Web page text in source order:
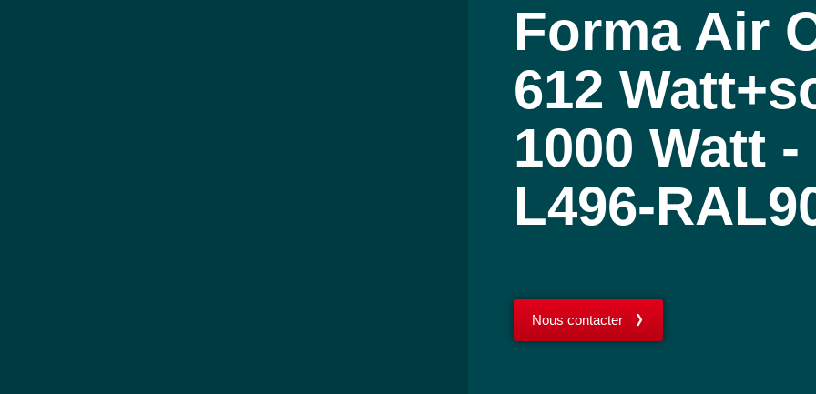
Forma Air
612
1000 Watt -
L496-
Nous contacter